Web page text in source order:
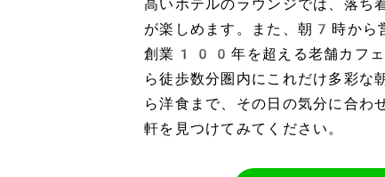
高いホテルのラウンジでは、落ち
が楽しめます。また、朝7時から
創業100年を超える老舗カフェ
ら徒歩数分圏内にこれだけ多彩な
ら洋食まで、その日の気分に合わ
軒を見つけてみてください。